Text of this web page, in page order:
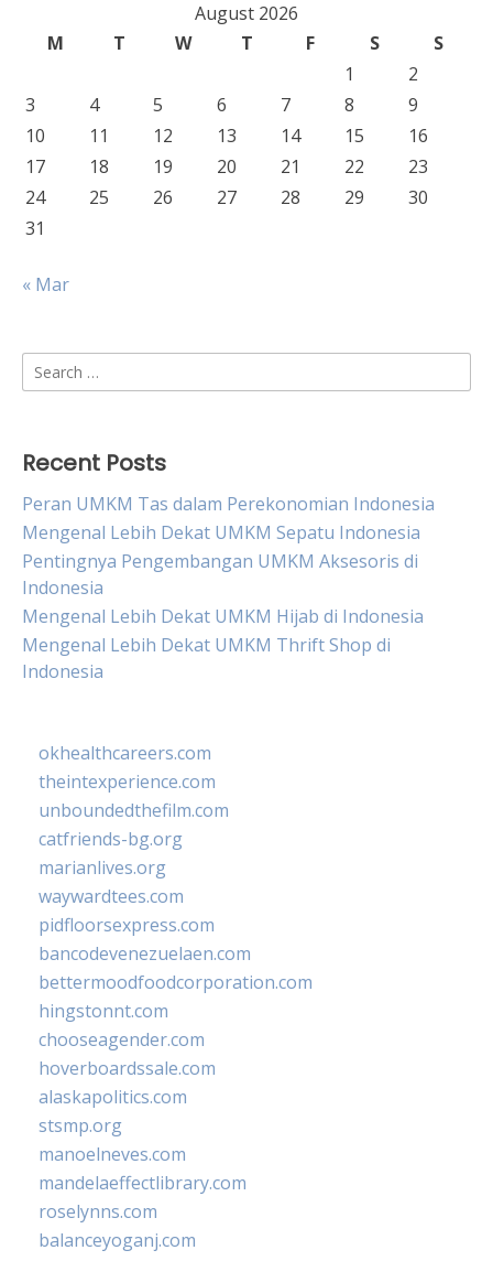
August 2026
M
T W T F S
S
1
2
3
4 5 6 7 8
9
10
11 12 13 14 15
16
17
18 19 20 21 22
23
24
25 26 27 28 29
30
31
« Mar
Search
for:
Recent Posts
Peran UMKM Tas dalam Perekonomian Indonesia
Mengenal Lebih Dekat UMKM Sepatu Indonesia
Pentingnya Pengembangan UMKM Aksesoris di
Indonesia
Mengenal Lebih Dekat UMKM Hijab di Indonesia
Mengenal Lebih Dekat UMKM Thrift Shop di
Indonesia
okhealthcareers.com
theintexperience.com
unboundedthefilm.com
catfriends-bg.org
marianlives.org
waywardtees.com
pidfloorsexpress.com
bancodevenezuelaen.com
bettermoodfoodcorporation.com
hingstonnt.com
chooseagender.com
hoverboardssale.com
alaskapolitics.com
stsmp.org
manoelneves.com
mandelaeffectlibrary.com
roselynns.com
balanceyoganj.com